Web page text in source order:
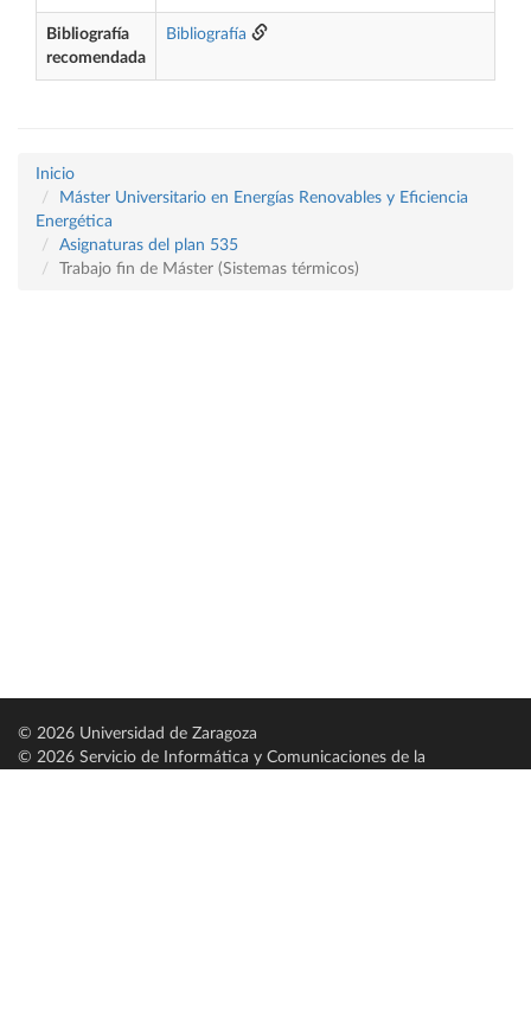
Bibliografía
recomendada
Bibliografía
Inicio
Máster Universitario en Energías Renovables y Eficiencia
Energética
Asignaturas del plan 535
Trabajo fin de Máster (Sistemas térmicos)
© 2026 Universidad de Zaragoza
© 2026 Servicio de Informática y Comunicaciones de la